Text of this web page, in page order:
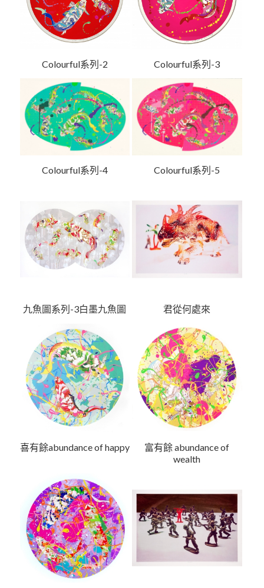
Colourful系列-2 Colourful系列-3
Colourful系列-4 Colourful系列-5
九魚圖系列-3白墨九魚圖 君從何處來
喜有餘abundance of happy
富有餘 abundance of
wealth